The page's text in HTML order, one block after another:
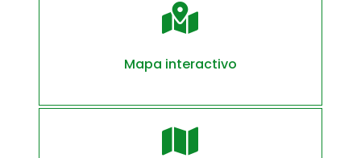

Mapa interactivo
